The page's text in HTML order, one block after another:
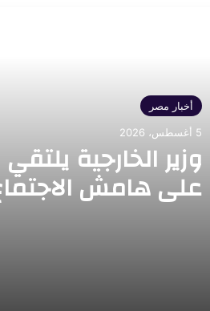
أخبار مصر
5 أغسطس، 2026
وزير الخارجية
على هامش
القدس في عمّان